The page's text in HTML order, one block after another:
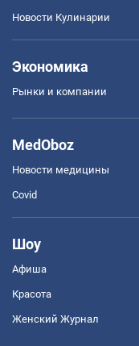
Новости Кулинарии
Экономика
Рынки и компании
MedOboz
Новости медицины
Covid
Шоу
Афиша
Красота
Женский Журнал